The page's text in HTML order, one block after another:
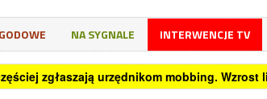
NA SYGNALE INTERWENCJE TV
Polaków wykorzystuje sztuczną